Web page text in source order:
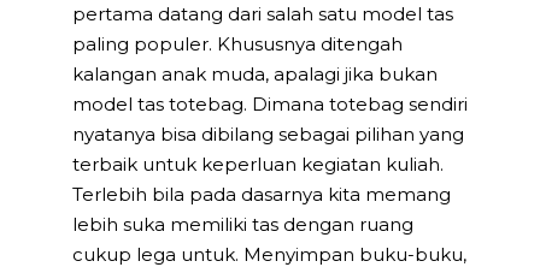
pertama datang dari salah satu model tas
paling populer. Khususnya ditengah
kalangan anak muda, apalagi jika bukan
model tas totebag. Dimana totebag sendiri
nyatanya bisa dibilang sebagai pilihan yang
terbaik untuk keperluan kegiatan kuliah.
Terlebih bila pada dasarnya kita memang
lebih suka memiliki tas dengan ruang
cukup lega untuk. Menyimpan buku-buku,